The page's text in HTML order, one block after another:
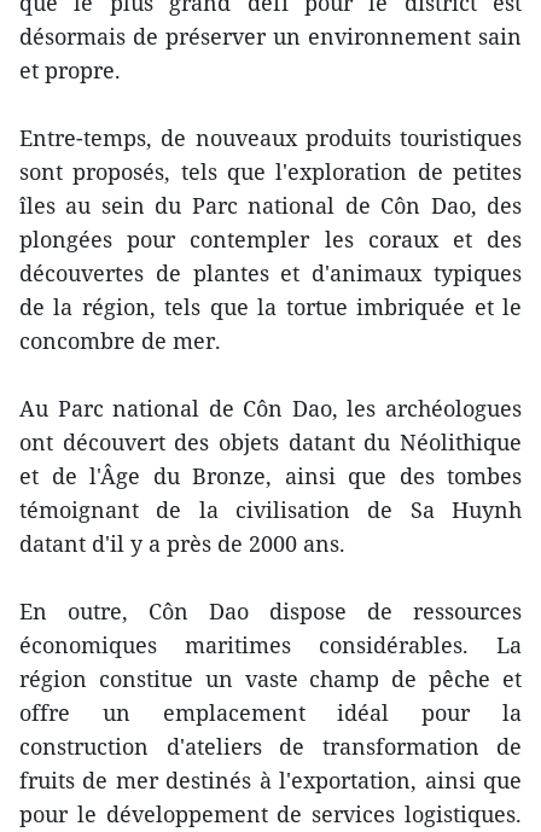
désormais de préserver un environnement sain
et propre.
Entre-temps, de nouveaux produits touristiques
sont proposés, tels que l'exploration de petites
îles au sein du Parc national de Côn Dao, des
plongées pour contempler les coraux et des
découvertes de plantes et d'animaux typiques
de la région, tels que la tortue imbriquée et le
concombre de mer.
Au Parc national de Côn Dao, les archéologues
ont découvert des objets datant du Néolithique
et de l'Âge du Bronze, ainsi que des tombes
témoignant de la civilisation de Sa Huynh
datant d'il y a près de 2000 ans.
En outre, Côn Dao dispose de ressources
économiques maritimes considérables. La
région constitue un vaste champ de pêche et
offre un emplacement idéal pour la
construction d'ateliers de transformation de
fruits de mer destinés à l'exportation, ainsi que
pour le développement de services logistiques.